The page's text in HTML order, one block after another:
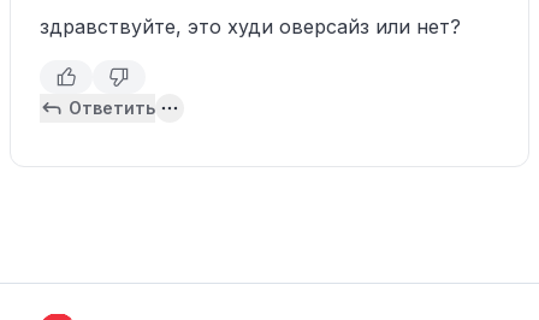
здравствуйте, это худи оверсайз или нет?
Ответить